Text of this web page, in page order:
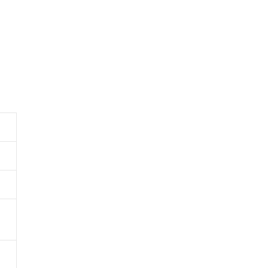
させていただ
御機器販売店・
ようお願いしま
にご登録され
ず変更すること
ない年数を意
貨物等」とい
これらの製造装
、取り引きをい